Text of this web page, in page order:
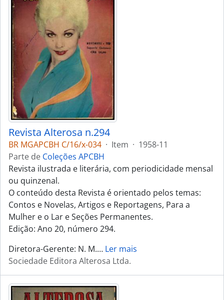
Revista Alterosa n.294
BR MGAPCBH C/16/x-034 · Item · 1958-11
Parte de Coleções APCBH
Revista ilustrada e literária, com periodicidade mensal
ou quinzenal.
O conteúdo desta Revista é orientado pelos temas:
Contos e Novelas, Artigos e Reportagens, Para a
Mulher e o Lar e Seções Permanentes.
Edição: Ano 20, número 294.
Diretora-Gerente: N. M.… Ler mais
Sociedade Editora Alterosa Ltda.